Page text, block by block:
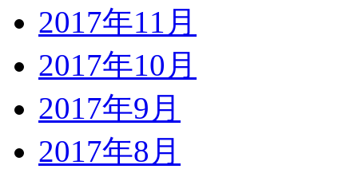
2017年11月
2017年10月
2017年9月
2017年8月